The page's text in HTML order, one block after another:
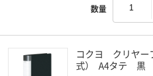
数量
コクヨ クリヤー
式） A4タテ 黒